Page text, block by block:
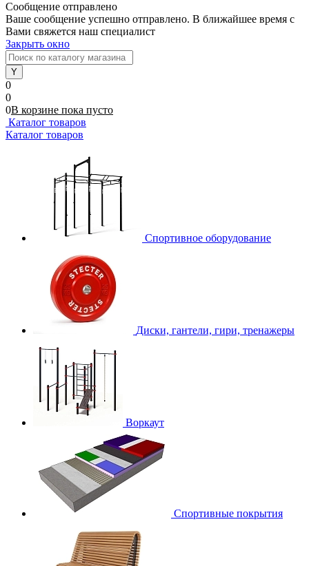
Сообщение отправлено
Ваше сообщение успешно отправлено. В ближайшее время с
Вами свяжется наш специалист
Закрыть окно
0
0
0В корзине пока пусто
Каталог товаров
Каталог товаров
Спортивное оборудование
Диски, гантели, гири, тренажеры
Воркаут
Спортивные покрытия